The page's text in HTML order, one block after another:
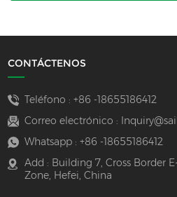
CONTÁCTENOS
Teléfono : +86 -18655186412
Correo electrónico :
Whatsapp : +86 -18655186412
Add : Building 7, Cross Border
Zone, Hefei, China